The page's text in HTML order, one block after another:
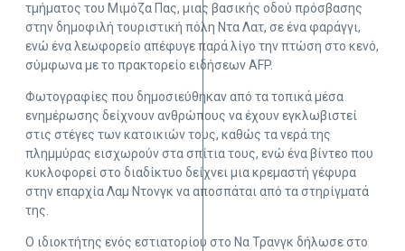
τμήματος του Μιμόζα Πας, μιας βασικής οδού πρόσβασης
στην δημοφιλή τουριστική πόλη Ντα Λατ, σε ένα φαράγγι,
ενώ ένα λεωφορείο απέφυγε παρά λίγο την πτώση στο κενό,
σύμφωνα με το πρακτορείο ειδήσεων AFP.
Φωτογραφίες που δημοσιεύθηκαν από τα τοπικά μέσα
ενημέρωσης δείχνουν ανθρώπους να έχουν εγκλωβιστεί
στις στέγες των κατοικιών τους, καθώς τα νερά της
πλημμύρας εισχωρούν στα σπίτια τους, ενώ ένα βίντεο που
κυκλοφορεί στο διαδίκτυο δείχνει μια κρεμαστή γέφυρα
στην επαρχία Λαμ Ντονγκ να αποσπάται από τα στηρίγματά
της.
Ο ιδιοκτήτης ενός εστιατορίου στο Να Τρανγκ δήλωσε στο